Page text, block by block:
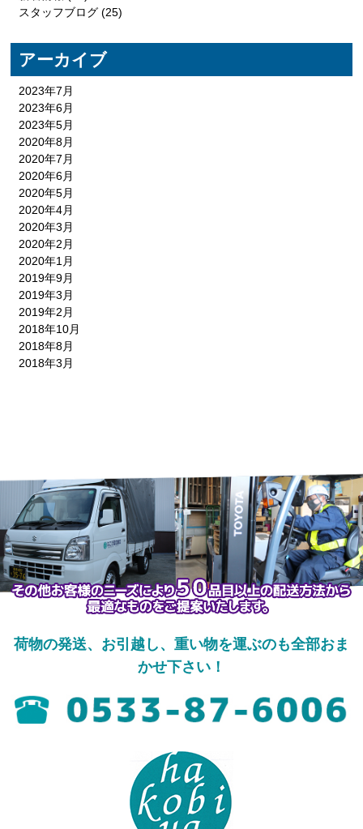
スタッフブログ (25)
アーカイブ
2023年7月
2023年6月
2023年5月
2020年8月
2020年7月
2020年6月
2020年5月
2020年4月
2020年3月
2020年2月
2020年1月
2019年9月
2019年3月
2019年2月
2018年10月
2018年8月
2018年3月
荷物の発送、お引越し、重い物を運ぶのも全部おま
かせ下さい！